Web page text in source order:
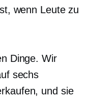
wenn Leute zu
Dinge. Wir
sechs
und sie